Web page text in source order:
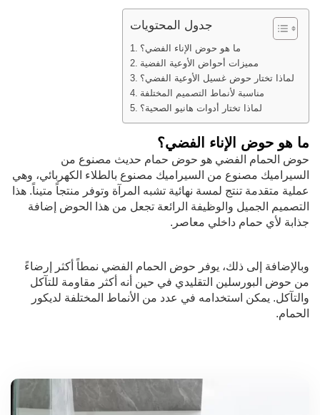
جدول المحتويات
ما هو حوض الإناء الفضي؟
مميزات أحواض الأوعية الفضية
لماذا تختار حوض غسيل الأوعية الفضي؟
مناسبة لأنماط التصميم المختلفة
لماذا تختار أدوات هانيو الصحية؟
ما هو حوض الإناء الفضي؟
حوض الحمام الفضي هو حوض حمام حديث مصنوع من
السيراميك مصنوع من السيراميك مصنوع بالطلاء الكهربائي، وهي
عملية متقدمة تنتج لمسة نهائية تشبه المرآة وتوفر منتجاً متيناً. هذا
التصميم الجميل والوظيفة الرائعة تجعل من هذا الحوض إضافة
جذابة لأي حمام داخلي معاصر.
وبالإضافة إلى ذلك، يوفر حوض الحمام الفضي نمطاً أكثر إرضاءً
من حوض البورسلين التقليدي في حين أنه أكثر مقاومة للتآكل
والتآكل. يمكن استخدامه في عدد من الأنماط المختلفة لديكور
الحمام.